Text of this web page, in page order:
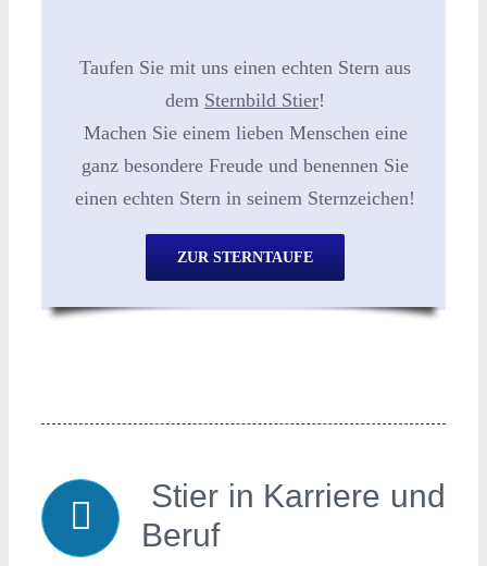
Taufen Sie mit uns einen echten Stern aus
dem Sternbild Stier!
Machen Sie einem lieben Menschen eine
ganz besondere Freude und benennen Sie
einen echten Stern in seinem Sternzeichen!
ZUR STERNTAUFE
Stier in Karriere und
Beruf